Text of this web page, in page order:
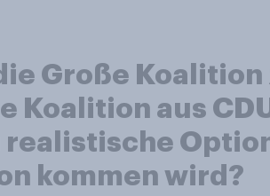
Große
aus
kommen wird?